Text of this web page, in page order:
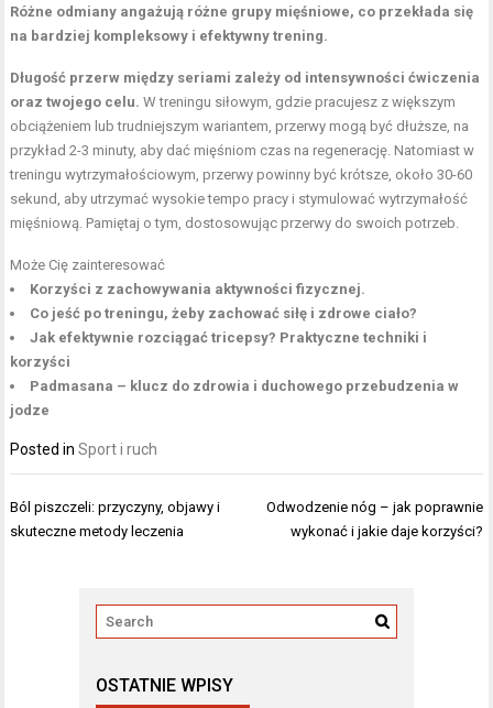
Różne odmiany angażują różne grupy mięśniowe, co przekłada się
na bardziej kompleksowy i efektywny trening.
Długość przerw między seriami zależy od intensywności ćwiczenia
oraz twojego celu. W treningu siłowym, gdzie pracujesz z większym
obciążeniem lub trudniejszym wariantem, przerwy mogą być dłuższe, na
przykład 2-3 minuty, aby dać mięśniom czas na regenerację. Natomiast w
treningu wytrzymałościowym, przerwy powinny być krótsze, około 30-60
sekund, aby utrzymać wysokie tempo pracy i stymulować wytrzymałość
mięśniową. Pamiętaj o tym, dostosowując przerwy do swoich potrzeb.
Może Cię zainteresować
Korzyści z zachowywania aktywności fizycznej.
Co jeść po treningu, żeby zachować siłę i zdrowe ciało?
Jak efektywnie rozciągać tricepsy? Praktyczne techniki i
korzyści
Padmasana – klucz do zdrowia i duchowego przebudzenia w
jodze
Posted inSport i ruch
Nawigacja
wpisu
Ból piszczeli: przyczyny, objawy i
skuteczne metody leczenia
Odwodzenie nóg – jak poprawnie
wykonać i jakie daje korzyści?
OSTATNIE WPISY